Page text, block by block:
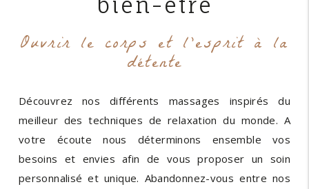
Ouvrir le corps et l’esprit à la
détente
Découvrez nos différents massages inspirés du
meilleur des techniques de relaxation du monde. A
votre écoute nous déterminons ensemble vos
besoins et envies afin de vous proposer un soin
personnalisé et unique. Abandonnez-vous entre nos